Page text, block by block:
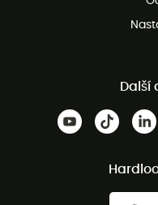
Další